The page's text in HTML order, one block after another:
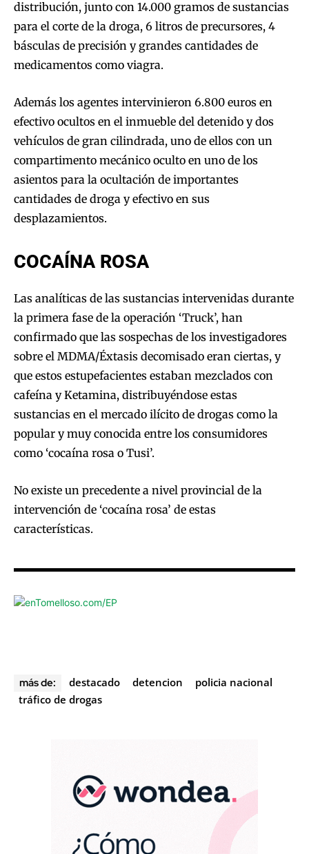
distribución, junto con 14.000 gramos de sustancias
para el corte de la droga, 6 litros de precursores, 4
básculas de precisión y grandes cantidades de
medicamentos como viagra.
Además los agentes intervinieron 6.800 euros en
efectivo ocultos en el inmueble del detenido y dos
vehículos de gran cilindrada, uno de ellos con un
compartimento mecánico oculto en uno de los
asientos para la ocultación de importantes
cantidades de droga y efectivo en sus
desplazamientos.
COCAÍNA ROSA
Las analíticas de las sustancias intervenidas durante
la primera fase de la operación ‘Truck’, han
confirmado que las sospechas de los investigadores
sobre el MDMA/Éxtasis decomisado eran ciertas, y
que estos estupefacientes estaban mezclados con
cafeína y Ketamina, distribuyéndose estas
sustancias en el mercado ilícito de drogas como la
popular y muy conocida entre los consumidores
como ‘cocaína rosa o Tusi’.
No existe un precedente a nivel provincial de la
intervención de ‘cocaína rosa’ de estas
características.
más de: destacado detencion
policia nacional
tráfico de drogas